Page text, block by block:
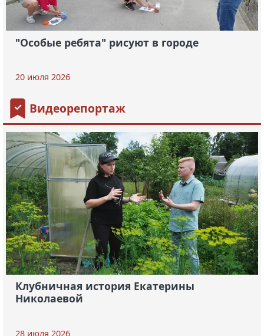
"Особые ребята" рисуют в городе
20 июля 2026
Видеорепортаж
Клубничная история Екатерины
Николаевой
28 июля 2026